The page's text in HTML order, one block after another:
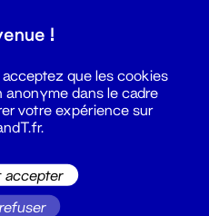
!
que les cookies
dans le cadre
votre expérience sur
accepter